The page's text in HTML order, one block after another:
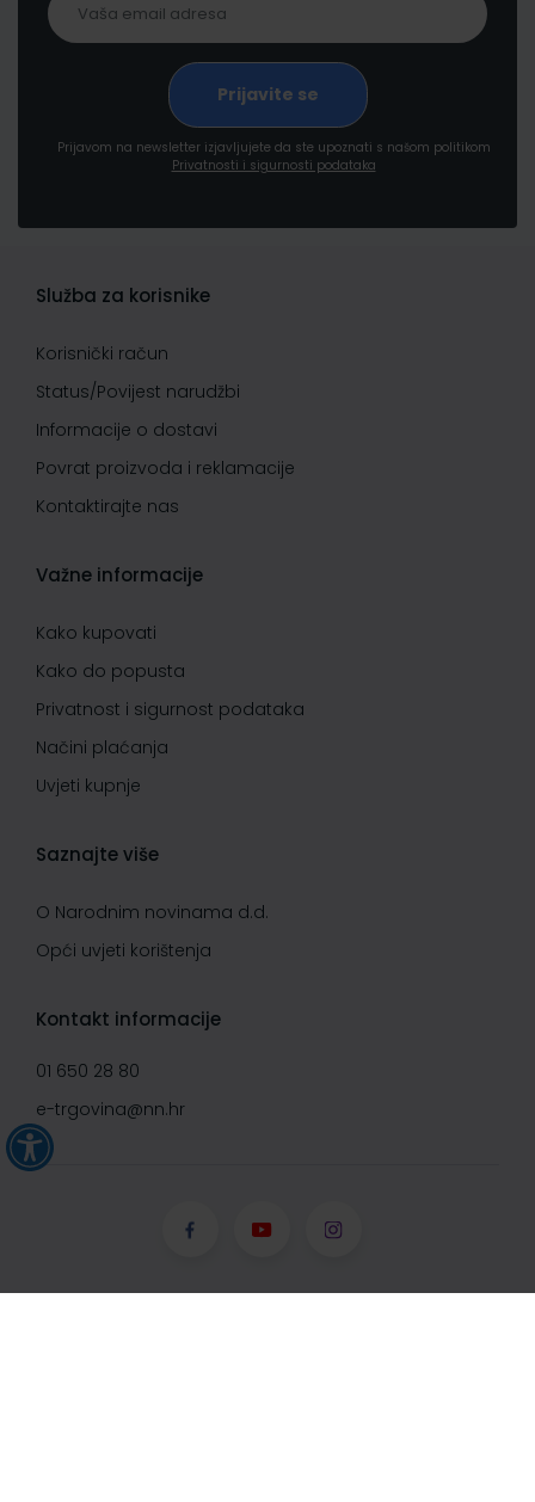
Prijavom na newsletter izjavljujete da ste upoznati s našom politikom
Privatnosti i sigurnosti podataka
Služba za korisnike
Korisnički račun
Status/Povijest narudžbi
Informacije o dostavi
Povrat proizvoda i reklamacije
Kontaktirajte nas
Važne informacije
Kako kupovati
Kako do popusta
Privatnost i sigurnost podataka
Načini plaćanja
Uvjeti kupnje
Saznajte više
O Narodnim novinama d.d.
Opći uvjeti korištenja
Kontakt informacije
01 650 28 80
e-trgovina@nn.hr